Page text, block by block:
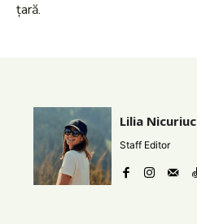
țară.
Lilia Nicuriuc
Staff Editor